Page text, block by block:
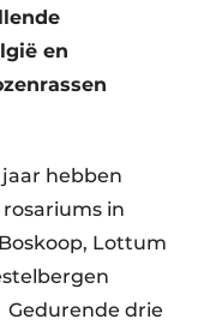
en
hebben
in
Lottum
drie